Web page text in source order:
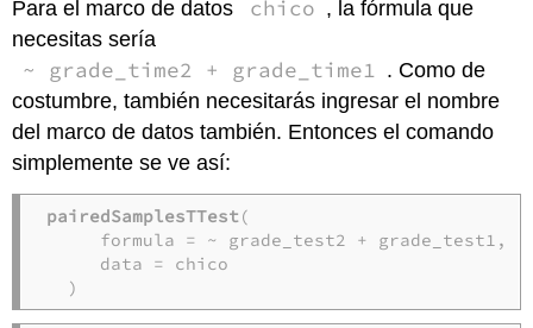
Para el marco de datos
chico , la fórmula que
necesitas sería
~ grade_time2 + grade_time1 . Como de
costumbre, también necesitarás ingresar el nombre
del marco de datos también. Entonces el comando
simplemente se ve así:
pairedSamplesTTest(
     formula = ~ grade_test2 + grade_test1,
     data = chico
  )